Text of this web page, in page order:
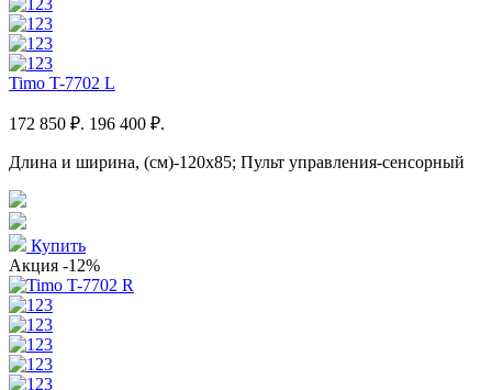
Timo T-7702 L
172 850 ₽. 196 400 ₽.
Длина и ширина, (см)-120x85; Пульт управления-сенсорный
Купить
Акция -12%